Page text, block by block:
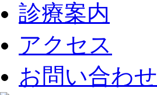
診療案内
アクセス
お問い合わせ